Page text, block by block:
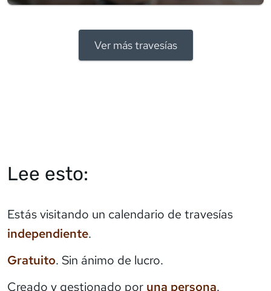
Ver más travesías
Lee esto:
Estás visitando un calendario de travesías
independiente.
Gratuito. Sin ánimo de lucro.
Creado y gestionado por una persona.